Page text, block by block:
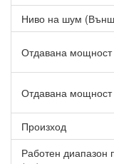
Cooper
Cooper
Ниво на шум
Отдавана
Отдавана
Произход
Работен диапазон